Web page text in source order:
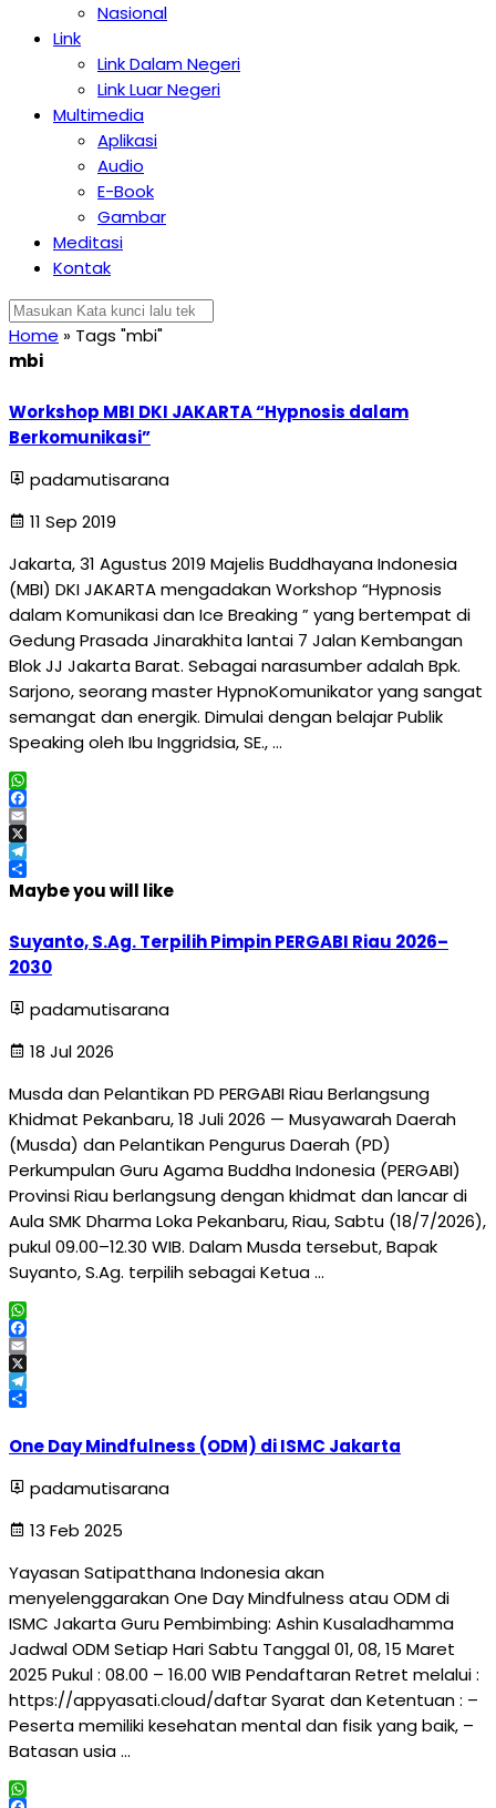
Nasional
Link
Link Dalam Negeri
Link Luar Negeri
Multimedia
Aplikasi
Audio
E-Book
Gambar
Meditasi
Kontak
Home » Tags "mbi"
mbi
Workshop MBI DKI JAKARTA “Hypnosis dalam
Berkomunikasi”
padamutisarana
11 Sep 2019
Jakarta, 31 Agustus 2019 Majelis Buddhayana Indonesia
(MBI) DKI JAKARTA mengadakan Workshop “Hypnosis
dalam Komunikasi dan Ice Breaking ” yang bertempat di
Gedung Prasada Jinarakhita lantai 7 Jalan Kembangan
Blok JJ Jakarta Barat. Sebagai narasumber adalah Bpk.
Sarjono, seorang master HypnoKomunikator yang sangat
semangat dan energik. Dimulai dengan belajar Publik
Speaking oleh Ibu Inggridsia, SE., …
WhatsApp
Facebook
Email
X
Telegram
Share
Maybe you will like
Suyanto, S.Ag. Terpilih Pimpin PERGABI Riau 2026–
2030
padamutisarana
18 Jul 2026
Musda dan Pelantikan PD PERGABI Riau Berlangsung
Khidmat Pekanbaru, 18 Juli 2026 — Musyawarah Daerah
(Musda) dan Pelantikan Pengurus Daerah (PD)
Perkumpulan Guru Agama Buddha Indonesia (PERGABI)
Provinsi Riau berlangsung dengan khidmat dan lancar di
Aula SMK Dharma Loka Pekanbaru, Riau, Sabtu (18/7/2026),
pukul 09.00–12.30 WIB. Dalam Musda tersebut, Bapak
Suyanto, S.Ag. terpilih sebagai Ketua …
WhatsApp
Facebook
Email
X
Telegram
One Day Mindfulness (ODM) di ISMC Jakarta
padamutisarana
13 Feb 2025
Yayasan Satipatthana Indonesia akan
menyelenggarakan One Day Mindfulness atau ODM di
ISMC Jakarta Guru Pembimbing: Ashin Kusaladhamma
Jadwal ODM Setiap Hari Sabtu Tanggal 01, 08, 15 Maret
2025 Pukul : 08.00 – 16.00 WIB Pendaftaran Retret melalui :
https://appyasati.cloud/daftar Syarat dan Ketentuan : –
Peserta memiliki kesehatan mental dan fisik yang baik, –
Batasan usia …